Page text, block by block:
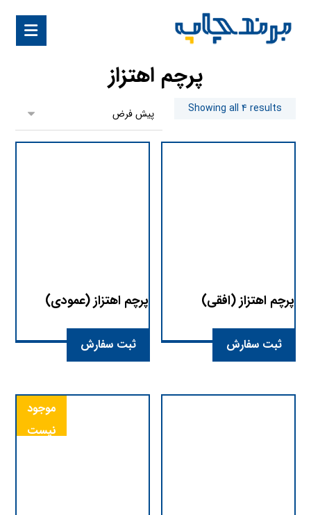
پرچم اهتزاز
Showing all 4 results
پرچم اهتزاز (افقی)
ثبت سفارش
پرچم اهتزاز (عمودی)
ثبت سفارش
موجود
نیست